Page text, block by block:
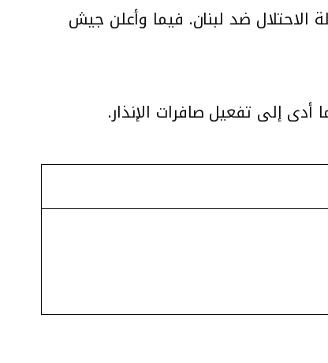
الاحتلال ضد لبنان. فيما وأعلن جيش
أدى إلى تفعيل صافرات الإنذار.